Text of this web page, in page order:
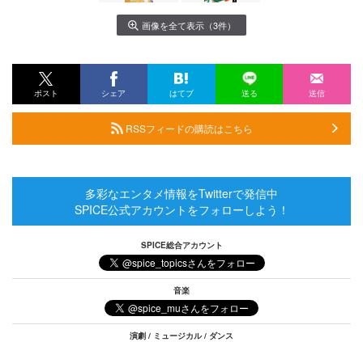
画像を全て表示（3件）
ポスト シェア はてブ 送る 送信
RSSフィードの購読はこちら
多彩なエンタメ情報をTwitterで発信中
SPICE公式アカウントをフォローしよう！
SPICE総合アカウント
音楽
演劇 / ミュージカル / ダンス